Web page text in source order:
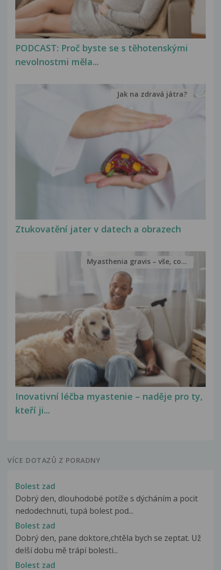
PODCAST: Proč byste se s těhotenskými
nevolnostmi měla...
Ztukovatění jater v datech a obrazech
Jak na zdravá játra?
Inovativní léčba myastenie – naděje pro ty,
kteří ji...
Myasthenia gravis – vše, co...
VÍCE DOTAZŮ Z PORADNY
Bolest zad
Dobrý den, dlouhodobé potíže s dýcháním a pocit
nedodechnuti, tupá bolest pod...
Bolest zad
Dobrý den, pane doktore,chtěla bych se zeptat. Už
delší dobu mě trápí bolesti...
Bolest zad